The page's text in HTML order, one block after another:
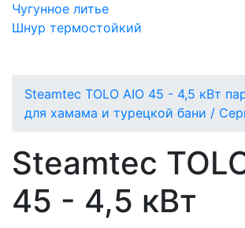
Чугунное литье
Шнур термостойкий
Steamtec TOLO AIO 45 - 4,5 кВт
для хамама и турецкой бани /
Steamtec
45 - 4,5 кВт